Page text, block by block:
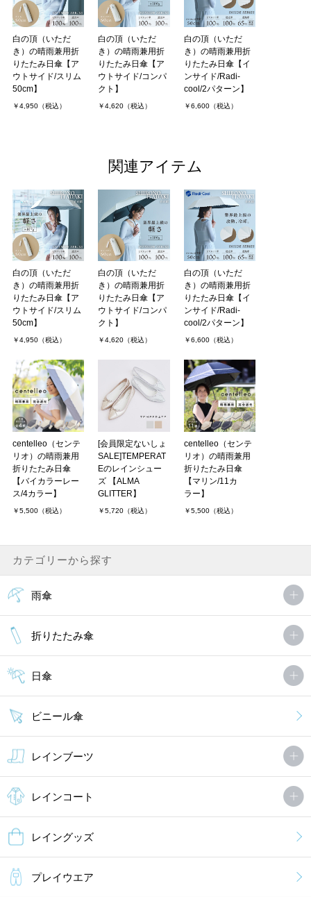
白の頂（いただ
き）の晴雨兼用折
りたたみ日傘【ア
ウトサイド/スリム
50cm】
￥4,950（税込）
白の頂（いただ
き）の晴雨兼用折
りたたみ日傘【ア
ウトサイド/コンパ
クト】
￥4,620（税込）
白の頂（いただ
き）の晴雨兼用折
りたたみ日傘【イ
ンサイド/Radi-
cool/2パターン】
￥6,600（税込）
関連アイテム
白の頂（いただ
き）の晴雨兼用折
りたたみ日傘【ア
ウトサイド/スリム
50cm】
￥4,950（税込）
白の頂（いただ
き）の晴雨兼用折
りたたみ日傘【ア
ウトサイド/コンパ
クト】
￥4,620（税込）
白の頂（いただ
き）の晴雨兼用折
りたたみ日傘【イ
ンサイド/Radi-
cool/2パターン】
￥6,600（税込）
centelleo（センテ
リオ）の晴雨兼用
折りたたみ日傘
【バイカラーレー
ス/4カラー】
￥5,500（税込）
[会員限定ないしょ
SALE]TEMPERAT
Eのレインシュー
ズ 【ALMA
GLITTER】
￥5,720（税込）
centelleo（センテ
リオ）の晴雨兼用
折りたたみ日傘
【マリン/11カ
ラー】
￥5,500（税込）
カテゴリーから探す
雨傘
折りたたみ傘
日傘
ビニール傘
レインブーツ
レインコート
レイングッズ
プレイウエア